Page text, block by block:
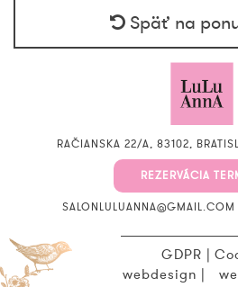
Späť na
RAČIANSKA 22/A, 83102,
REZERVÁCIA
SALONLULUANNA@GMAIL.COM
GDPR |
webdesign |